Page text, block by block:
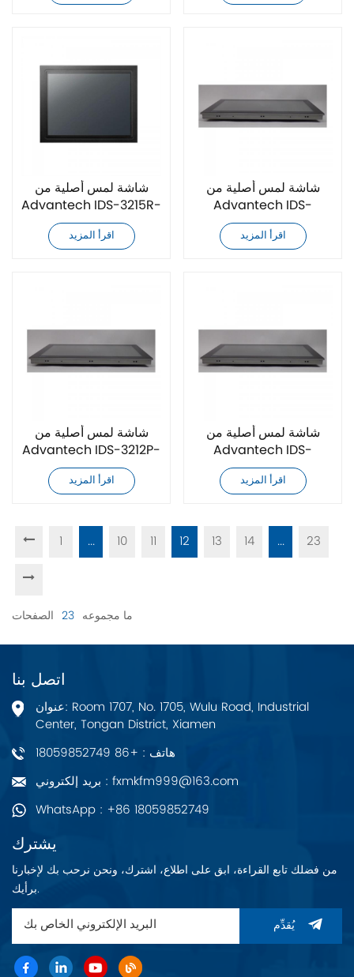
شاشة لمس أصلية من
Advantech IDS-3215R-
40XGA1E
اقرأ المزيد
شاشة لمس أصلية من
Advantech IDS-
3215G-40XGA1E
اقرأ المزيد
شاشة لمس أصلية من
Advantech IDS-3212P-
60XGA1
اقرأ المزيد
شاشة لمس أصلية من
Advantech IDS-
3212ER-45SVA1E
اقرأ المزيد
1 ... 10 11 12 13 14 ... 23
ما مجموعه 23 الصفحات
اتصل بنا
عنوان: Room 1707, No. 1705, Wulu Road, Industrial
Center, Tongan District, Xiamen
هاتف : +86 18059852749
بريد إلكتروني : fxmkfm999@163.com
WhatsApp : +86 18059852749
يشترك
من فضلك تابع القراءة، ابق على اطلاع، اشترك، ونحن نرحب بك لإخبارنا
برأيك.
يُقدِّم